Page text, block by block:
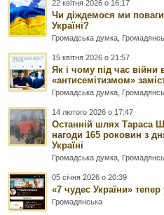
22 квітня 2026 о 16:17
Чи діждемося ми
Україні?
Громадська думка
15 квітня 2026 о 21:57
Як і чому під час війни
«антисемітизмом»
Громадська думка
14 лютого 2026 о 17:47
Останній шлях Тараса
нагоди 165 роковин з
Україні
Громадська думка
05 січня 2026 о 20:39
«7 чудес України» тепер
Громадянська